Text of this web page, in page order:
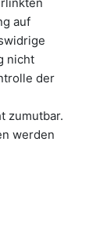
auf
nicht
der
zumutbar.
werden